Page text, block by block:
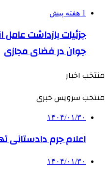
1 هفته پیش
جزئیات بازداشت عامل
جوان در فضای مجازی
منتخب اخبار
منتخب سرویس خبری
۱۴۰۴/۰۱/۳۰
اعلام جرم دادستانی
۱۴۰۴/۰۱/۳۰